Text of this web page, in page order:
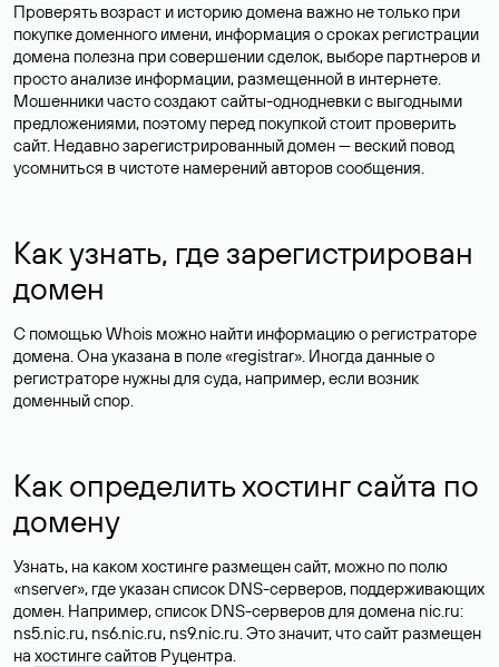
Проверять возраст и историю домена важно не только при
покупке доменного имени, информация о сроках регистрации
домена полезна при совершении сделок, выборе партнеров и
просто анализе информации, размещенной в интернете.
Мошенники часто создают сайты-однодневки с выгодными
предложениями, поэтому перед покупкой стоит проверить
сайт. Недавно зарегистрированный домен — веский повод
усомниться в чистоте намерений авторов сообщения.
Как узнать, где зарегистрирован
домен
С помощью Whois можно найти информацию о регистраторе
домена. Она указана в поле «registrar». Иногда данные о
регистраторе нужны для суда, например, если возник
доменный спор.
Как определить хостинг сайта по
домену
Узнать, на каком хостинге размещен сайт, можно по полю
«nserver», где указан список DNS-серверов, поддерживающих
домен. Например, список DNS-серверов для домена nic.ru:
ns5.nic.ru, ns6.nic.ru, ns9.nic.ru. Это значит, что сайт размещен
на хостинге сайтов Руцентра.